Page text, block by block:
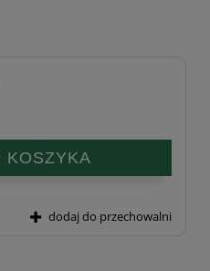
kosztów płatności
KOSZYKA
dodaj do przechowalni